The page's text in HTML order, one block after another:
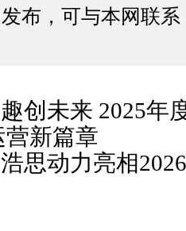
布，可与本网联
趣创未来 2025年
新篇章
浩思动力亮相